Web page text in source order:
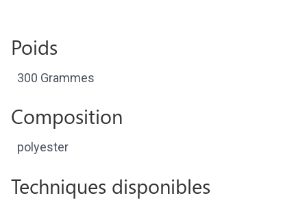
Poids
300 Grammes
Composition
polyester
Techniques disponibles